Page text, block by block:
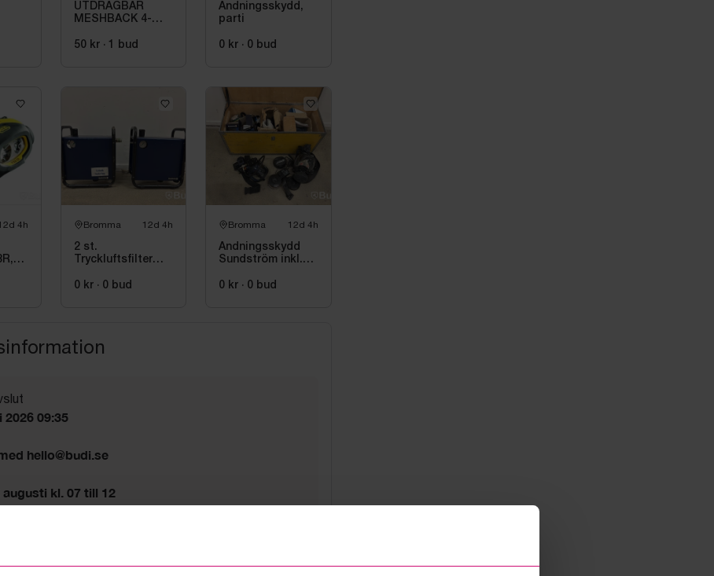
UTDRAGBAR
MESHBACK 4-
50 kr · 1 bud
Andningsskydd,
parti
0 kr · 0 bud
4h Bromma 12d 4h
2 st.
Tryckluftsfilter
0 kr · 0 bud
Bromma 12d 4h
Andningsskydd
Sundström inkl.
0 kr · 0 bud
2026 09:35
hello@budi.se
augusti kl. 07 till 12